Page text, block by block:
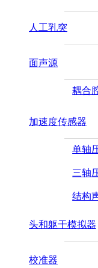
人工乳突
面声源
耦合
加速度传感器
单轴
三轴
结构
头和躯干模拟器
校准器